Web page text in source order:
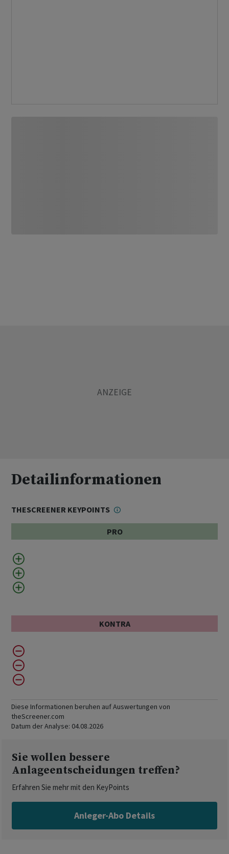
Detailinformationen
THESCREENER KEYPOINTS
PRO
KONTRA
Diese Informationen beruhen auf Auswertungen von
theScreener.com
Datum der Analyse: 04.08.2026
Sie wollen bessere
Anlageentscheidungen treffen?
Erfahren Sie mehr mit den KeyPoints
Anleger-Abo Details